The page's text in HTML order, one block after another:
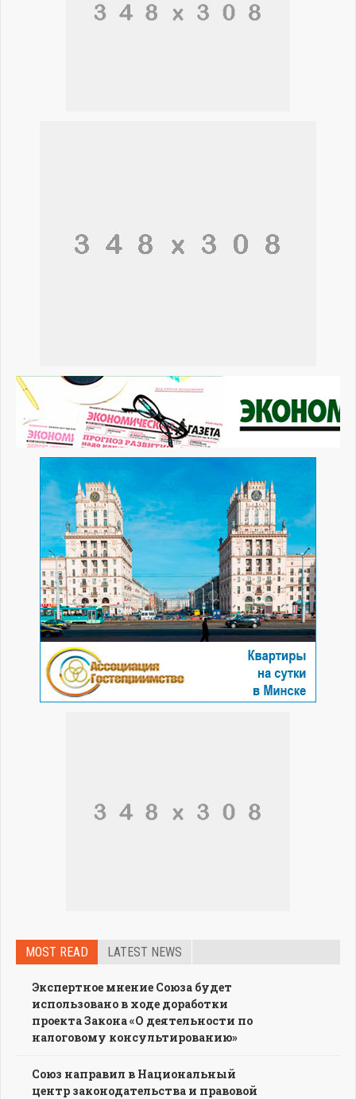
MOST READ LATEST NEWS
Экспертное мнение Союза будет
использовано в ходе доработки
проекта Закона «О деятельности по
налоговому консультированию»
Союз направил в Национальный
центр законодательства и правовой